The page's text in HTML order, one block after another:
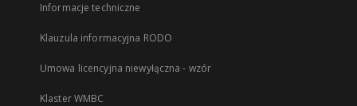
Informacje techniczne
Klauzula informacyjna RODO
Umowa licencyjna niewyłączna - wzór
Klaster WMBC